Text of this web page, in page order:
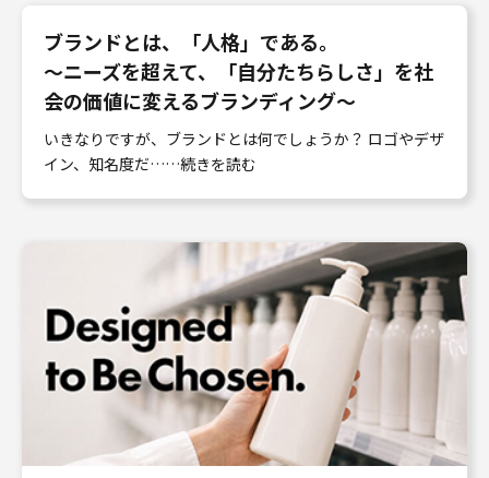
ブランドとは、「人格」である。
〜ニーズを超えて、「自分たちらしさ」を社
会の価値に変えるブランディング〜
いきなりですが、ブランドとは何でしょうか？ ロゴやデザ
イン、知名度だ……続きを読む